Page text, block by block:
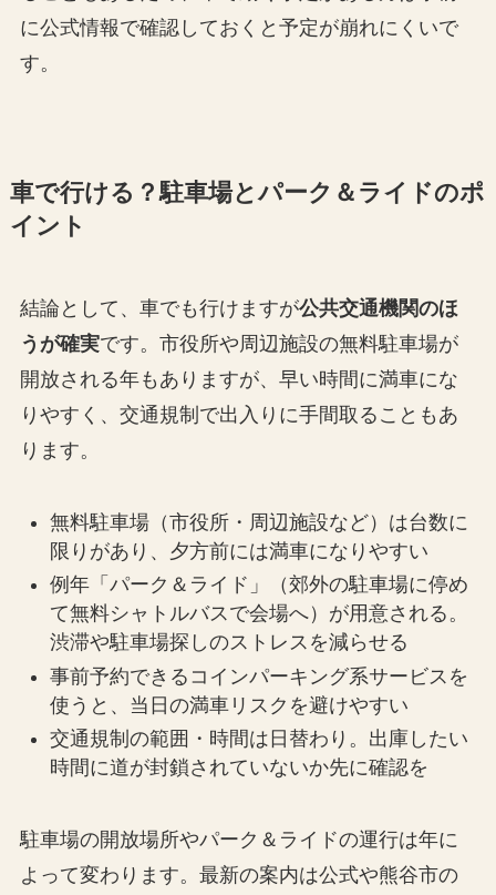
に公式情報で確認しておくと予定が崩れにくいで
す。
車で行ける？駐車場とパーク＆ライドのポ
イント
結論として、車でも行けますが公共交通機関のほ
うが確実です。市役所や周辺施設の無料駐車場が
開放される年もありますが、早い時間に満車にな
りやすく、交通規制で出入りに手間取ることもあ
ります。
無料駐車場（市役所・周辺施設など）は台数に
限りがあり、夕方前には満車になりやすい
例年「パーク＆ライド」（郊外の駐車場に停め
て無料シャトルバスで会場へ）が用意される。
渋滞や駐車場探しのストレスを減らせる
事前予約できるコインパーキング系サービスを
使うと、当日の満車リスクを避けやすい
交通規制の範囲・時間は日替わり。出庫したい
時間に道が封鎖されていないか先に確認を
駐車場の開放場所やパーク＆ライドの運行は年に
よって変わります。最新の案内は公式や熊谷市の